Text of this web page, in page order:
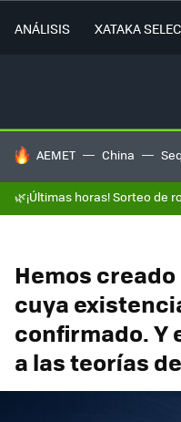
ANÁLISIS XATAKA
HOY SE HABLA DE
AEMET China
🌿¡Últimas horas! Sorteo de
Hemos
cuya
confirmado. Y
a las teorías